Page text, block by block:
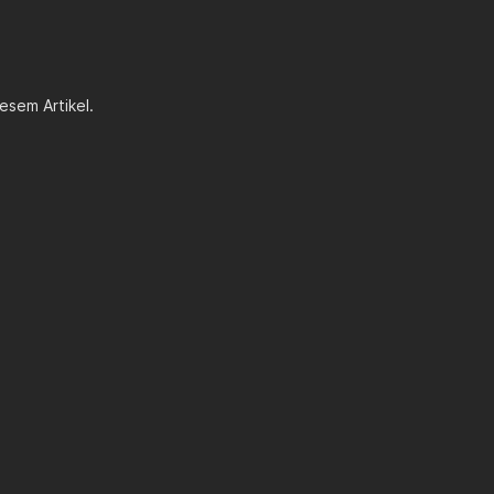
eigene zulasungs bescheinigung holen?
Artikel.